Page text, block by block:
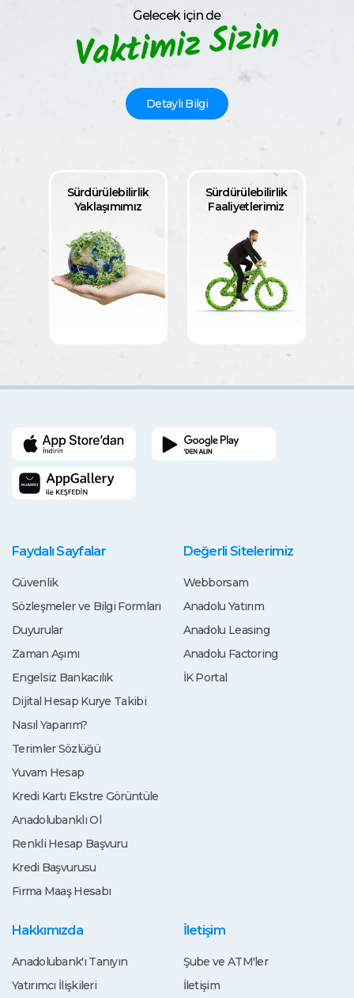
Gelecek için de
Detaylı Bilgi
Sürdürülebilirlik
Yaklaşımımız
Sürdürülebilirlik
Faaliyetlerimiz
Faydalı Sayfalar
Güvenlik
Sözleşmeler ve Bilgi Formları
Duyurular
Zaman Aşımı
Engelsiz Bankacılık
Dijital Hesap Kurye Takibi
Nasıl Yaparım?
Terimler Sözlüğü
Yuvam Hesap
Kredi Kartı Ekstre Görüntüle
Anadolubanklı Ol
Renkli Hesap Başvuru
Kredi Başvurusu
Firma Maaş Hesabı
Değerli Sitelerimiz
Webborsam
Anadolu Yatırım
Anadolu Leasing
Anadolu Factoring
İK Portal
Hakkımızda
Anadolubank'ı Tanıyın
Yatırımcı İlişkileri
İletişim
Şube ve ATM'ler
İletişim